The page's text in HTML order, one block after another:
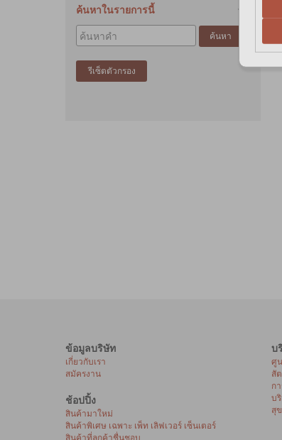
ค้นหาในรายการนี้
ข้อมูลบริษัท
เกี่ยวกับเรา
สมัครงาน
ช้อปปิ้ง
สินค้ามาใหม่
สินค้าพิเศษ เฉพาะ เพ็ท เลิฟเวอร์ เซ็นเตอร์
บ
ศู
สั
ก
บ
สุ